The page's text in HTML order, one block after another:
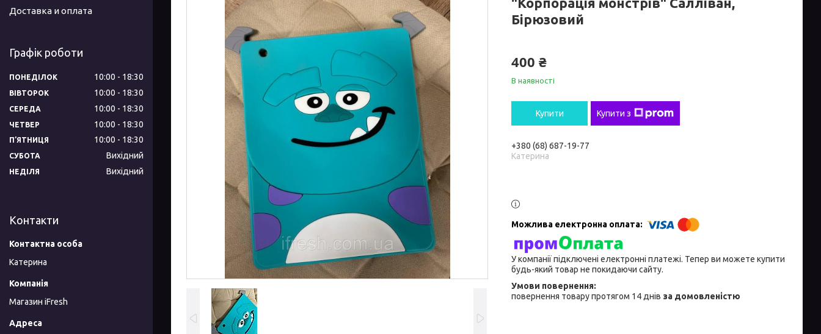
Бірюзовий
400 ₴
В наявності
Купити Купити з
+380 (68) 687-19-77
Катерина
У компанії підключені електронні платежі. Тепер ви можете купити
будь-який товар не покидаючи сайту.
повернення товару протягом 14 днів за домовленістю
Доставка и оплата
Графік роботи
ПОНЕДІЛОК 10:00 18:30
ВІВТОРОК 10:00 18:30
СЕРЕДА 10:00 18:30
ЧЕТВЕР 10:00 18:30
ПʼЯТНИЦЯ 10:00 18:30
СУБОТА Вихідний
НЕДІЛЯ Вихідний
Контакти
Катерина
Магазин iFresh